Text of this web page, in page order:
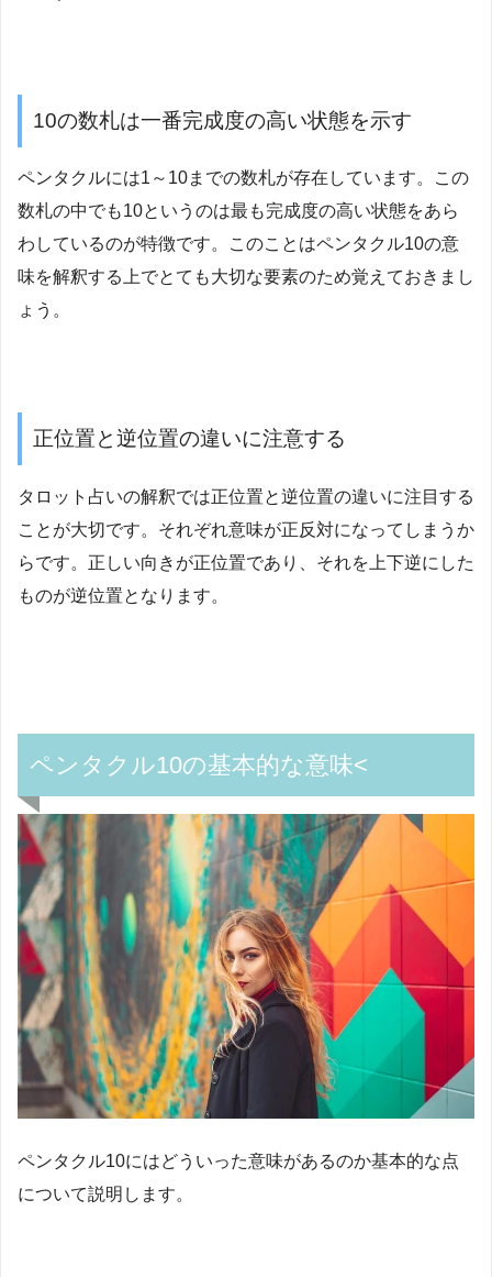
10の数札は一番完成度の高い状態を示す
ペンタクルには1～10までの数札が存在しています。この
数札の中でも10というのは最も完成度の高い状態をあら
わしているのが特徴です。このことはペンタクル10の意
味を解釈する上でとても大切な要素のため覚えておきまし
ょう。
正位置と逆位置の違いに注意する
タロット占いの解釈では正位置と逆位置の違いに注目する
ことが大切です。それぞれ意味が正反対になってしまうか
らです。正しい向きが正位置であり、それを上下逆にした
ものが逆位置となります。
ペンタクル10の基本的な意味<
ペンタクル10にはどういった意味があるのか基本的な点
について説明します。